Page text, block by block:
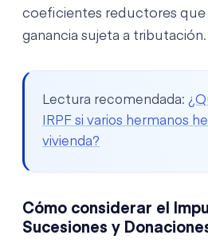
coeficientes reductores que
ganancia sujeta a tributación.
Lectura recomendada:
IRPF si varios hermanos
vivienda?
Cómo considerar el
Sucesiones y